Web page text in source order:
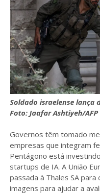
Soldado israelense
Foto: Jaafar Ashtiyeh/AFP
Governos têm tomado
empresas que integram
Pentágono está
startups de IA. A União
passada à Thales SA
imagens para ajudar a